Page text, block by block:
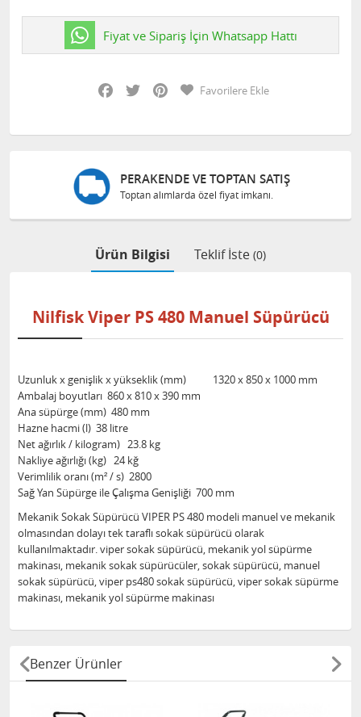
Fiyat ve Sipariş İçin Whatsapp Hattı
Facebook
Twitter PinterestFavorilere Ekle
PERAKENDE VE TOPTAN SATIŞ
Toptan alımlarda özel fiyat imkanı.
Ürün Bilgisi Teklif İste (0)
Nilfisk Viper PS 480 Manuel Süpürücü
Uzunluk x genişlik x yükseklik (mm) 1320 x 850 x 1000 mm
Ambalaj boyutları 860 x 810 x 390 mm
Ana süpürge (mm) 480 mm
Hazne hacmi (l) 38 litre
Net ağırlık / kilogram) 23.8 kg
Nakliye ağırlığı (kg) 24 kğ
Verimlilik oranı (m² / s) 2800
Sağ Yan Süpürge ile Çalışma Genişliği 700 mm
Mekanik Sokak Süpürücü VIPER PS 480 modeli manuel ve mekanik
olmasından dolayı tek taraflı sokak süpürücü olarak
kullanılmaktadır. viper sokak süpürücü, mekanik yol süpürme
makinası, mekanik sokak süpürücüler, sokak süpürücü, manuel
sokak süpürücü, viper ps480 sokak süpürücü, viper sokak süpürme
makinası, mekanik yol süpürme makinası
Benzer Ürünler